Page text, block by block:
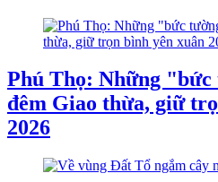
Phú Thọ: Những
đêm Giao thừa, giữ
2026